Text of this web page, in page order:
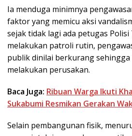
Ia menduga minimnya
faktor yang memicu aksi
sejak tidak lagi ada petugas
melakukan patroli rutin,
publik dinilai berkurang sehingga
melakukan perusakan.
Baca Juga: Ribuan Warga Ikuti
Sukabumi Resmikan Gerakan
Selain pembangunan fisik,